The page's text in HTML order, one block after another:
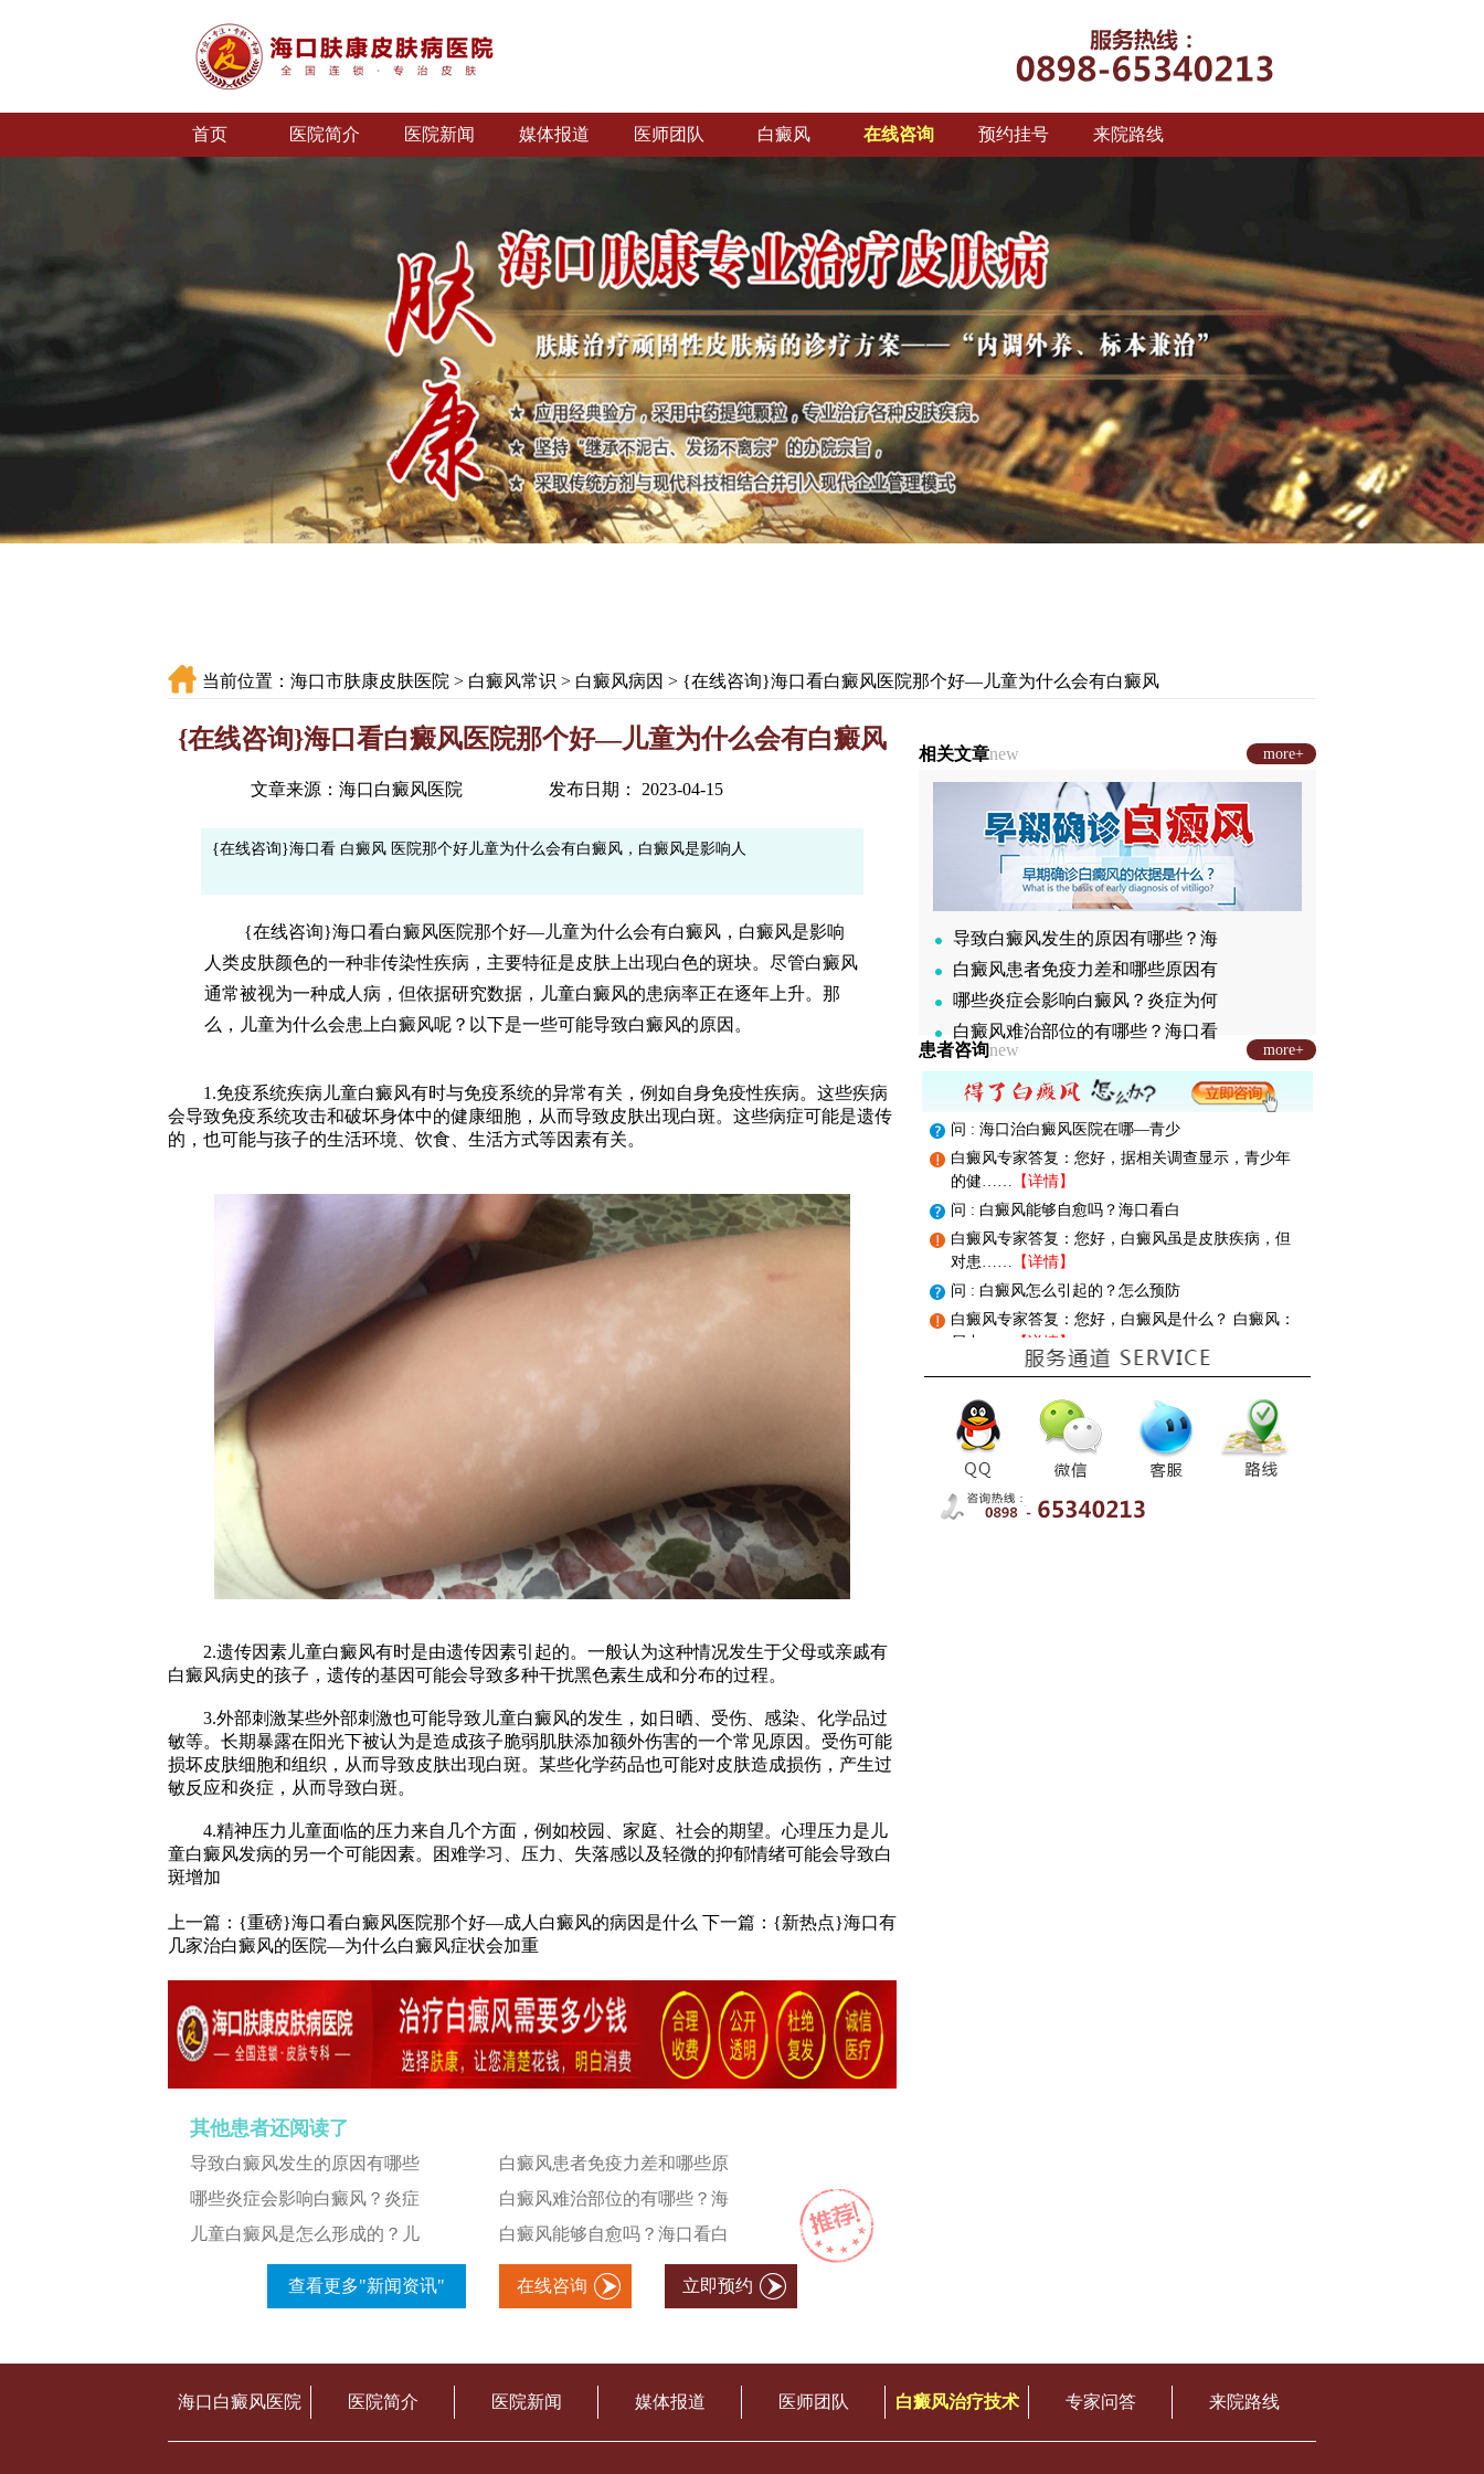
首页 医院简介 医院新闻 媒体报道 医师团队 白癜风 在线咨询 预约挂号 来院路线
当前位置： 海口市肤康皮肤医院 > 白癜风常识 > 白癜风病因 > {在线咨询}海口看白癜风医院那个好—儿童为什么会有白癜风
{在线咨询}海口看白癜风医院那个好—儿童为什么会有白癜风
文章来源：海口白癜风医院 发布日期： 2023-04-15
{在线咨询}海口看 白癜风 医院那个好儿童为什么会有白癜风，白癜风是影响人
{在线咨询}海口看白癜风医院那个好—儿童为什么会有白癜风，白癜风是影响
人类皮肤颜色的一种非传染性疾病，主要特征是皮肤上出现白色的斑块。尽管白癜风
通常被视为一种成人病，但依据研究数据，儿童白癜风的患病率正在逐年上升。那
么，儿童为什么会患上白癜风呢？以下是一些可能导致白癜风的原因。
1.免疫系统疾病儿童白癜风有时与免疫系统的异常有关，例如自身免疫性疾病。这些疾病
会导致免疫系统攻击和破坏身体中的健康细胞，从而导致皮肤出现白斑。这些病症可能是遗传
的，也可能与孩子的生活环境、饮食、生活方式等因素有关。
2.遗传因素儿童白癜风有时是由遗传因素引起的。一般认为这种情况发生于父母或亲戚有
白癜风病史的孩子，遗传的基因可能会导致多种干扰黑色素生成和分布的过程。
3.外部刺激某些外部刺激也可能导致儿童白癜风的发生，如日晒、受伤、感染、化学品过
敏等。长期暴露在阳光下被认为是造成孩子脆弱肌肤添加额外伤害的一个常见原因。受伤可能
损坏皮肤细胞和组织，从而导致皮肤出现白斑。某些化学药品也可能对皮肤造成损伤，产生过
敏反应和炎症，从而导致白斑。
4.精神压力儿童面临的压力来自几个方面，例如校园、家庭、社会的期望。心理压力是儿
童白癜风发病的另一个可能因素。困难学习、压力、失落感以及轻微的抑郁情绪可能会导致白
斑增加
上一篇： {重磅}海口看白癜风医院那个好—成人白癜风的病因是什么 下一篇： {新热点}海口有
几家治白癜风的医院—为什么白癜风症状会加重
其他患者还阅读了
导致白癜风发生的原因有哪些
白癜风患者免疫力差和哪些原
哪些炎症会影响白癜风？炎症
白癜风难治部位的有哪些？海
儿童白癜风是怎么形成的？儿
白癜风能够自愈吗？海口看白
查看更多"新闻资讯" 在线咨询 立即预约
相关文章new more+
导致白癜风发生的原因有哪些？海
白癜风患者免疫力差和哪些原因有
哪些炎症会影响白癜风？炎症为何
白癜风难治部位的有哪些？海口看
患者咨询new more+
问 : 海口治白癜风医院在哪—青少
白癜风专家答复：您好，据相关调查显示，青少年
的健…… 【详情】
问 : 白癜风能够自愈吗？海口看白
白癜风专家答复：您好，白癜风虽是皮肤疾病，但
对患…… 【详情】
问 : 白癜风怎么引起的？怎么预防
白癜风专家答复：您好，白癜风是什么？ 白癜风：
属中……
【详情】
海口白癜风医院 医院简介 医院新闻 媒体报道 医师团队 白癜风治疗技术 专家问答 来院路线